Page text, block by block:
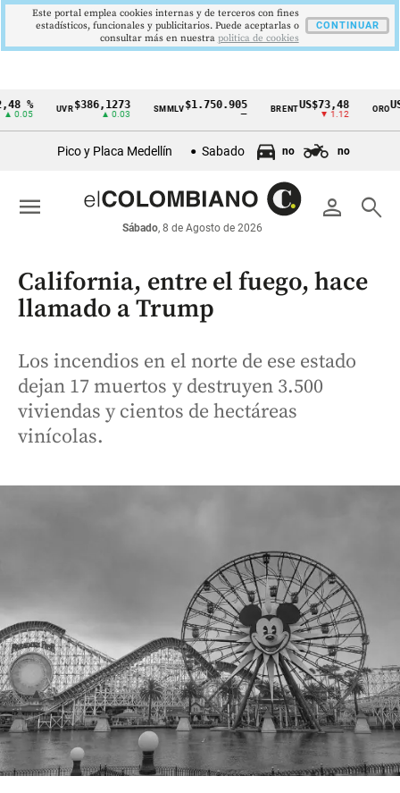
Cintillo
económicos
Colombia
% UVR$386,1273
▲ 0.03
SMMLV$1.750.905 BRENTUS$73,48
▼ 1.12
ORO
Pico y Placa Medellín Sabado no no
person search
Sábado, 8 de Agosto de 2026
menu
California, entre el fuego, hace
llamado a Trump
Los incendios en el norte de ese estado
dejan 17 muertos y destruyen 3.500
viviendas y cientos de hectáreas
vinícolas.
Este portal emplea cookies internas y de terceros con fines
estadísticos, funcionales y publicitarios. Puede aceptarlas o
consultar más en nuestra politica de cookies
CONTINUAR